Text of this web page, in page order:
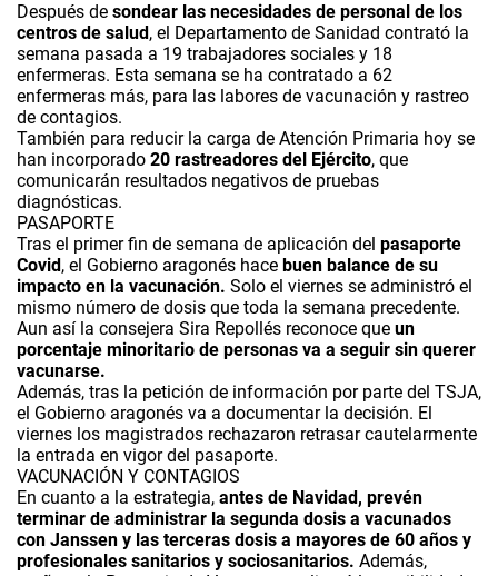
Después de sondear las necesidades de personal de los
centros de salud, el Departamento de Sanidad contrató la
semana pasada a 19 trabajadores sociales y 18
enfermeras. Esta semana se ha contratado a 62
enfermeras más, para las labores de vacunación y rastreo
de contagios.
También para reducir la carga de Atención Primaria hoy se
han incorporado 20 rastreadores del Ejército, que
comunicarán resultados negativos de pruebas
diagnósticas.
PASAPORTE
Tras el primer fin de semana de aplicación del pasaporte
Covid, el Gobierno aragonés hace buen balance de su
impacto en la vacunación. Solo el viernes se administró el
mismo número de dosis que toda la semana precedente.
Aun así la consejera Sira Repollés reconoce que un
porcentaje minoritario de personas va a seguir sin querer
vacunarse.
Además, tras la petición de información por parte del TSJA,
el Gobierno aragonés va a documentar la decisión. El
viernes los magistrados rechazaron retrasar cautelarmente
la entrada en vigor del pasaporte.
VACUNACIÓN Y CONTAGIOS
En cuanto a la estrategia, antes de Navidad, prevén
terminar de administrar la segunda dosis a vacunados
con Janssen y las terceras dosis a mayores de 60 años y
profesionales sanitarios y sociosanitarios. Además,